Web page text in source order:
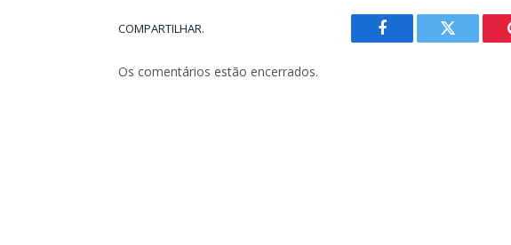
COMPARTILHAR.
Facebook Twitter
Os comentários estão encerrados.